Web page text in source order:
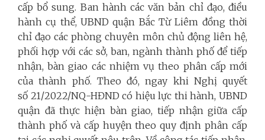
cấp bổ sung. Ban hành các văn bản chỉ đạo, điều
hành cụ thể, UBND quận Bắc Từ Liêm đồng thời
chỉ đạo các phòng chuyên môn chủ động liên hệ,
phối hợp với các sở, ban, ngành thành phố để tiếp
nhận, bàn giao các nhiệm vụ theo phân cấp mới
của thành phố. Theo đó, ngay khi Nghị quyết
số 21/2022/NQ-HĐND có hiệu lực thi hành, UBND
quận đã thực hiện bàn giao, tiếp nhận giữa cấp
thành phố và cấp huyện theo quy định phân cấp